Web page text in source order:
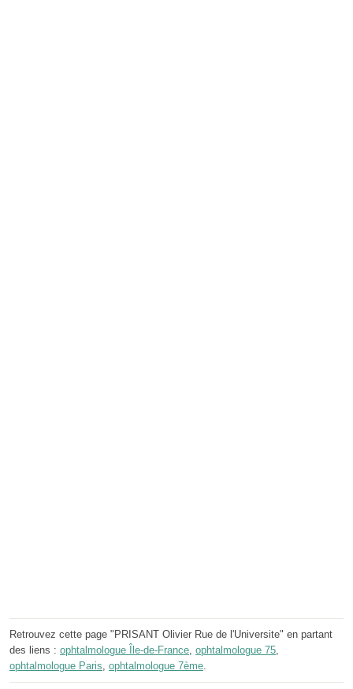
Retrouvez cette page "PRISANT Olivier Rue de l'Universite" en partant
des liens : ophtalmologue Île-de-France, ophtalmologue 75,
ophtalmologue Paris, ophtalmologue 7ème.